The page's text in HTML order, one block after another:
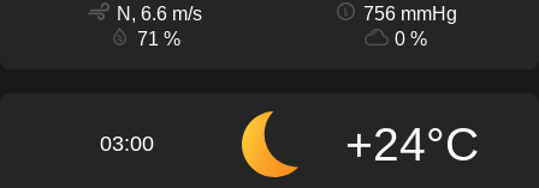
N, 6.6 m/s
756 mmHg
71 %
0 %
03:00 +24°C